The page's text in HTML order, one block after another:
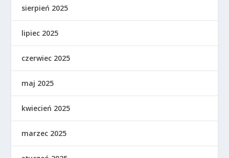
sierpień 2025
lipiec 2025
czerwiec 2025
maj 2025
kwiecień 2025
marzec 2025